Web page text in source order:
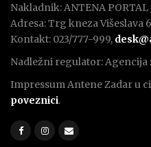
Nakladnik: ANTENA PORTAL
Adresa: Trg kneza Višeslava
Kontakt: 023/777-999,
Nadležni regulator: Agencija
Impressum Antene Zadar u
poveznici.